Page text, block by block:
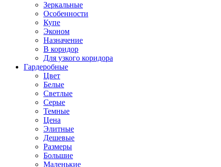
Зеркальные
Особенности
Купе
Эконом
Назначение
В коридор
Для узкого коридора
Гардеробные
Цвет
Белые
Светлые
Серые
Темные
Цена
Элитные
Дешевые
Размеры
Большие
Маленькие